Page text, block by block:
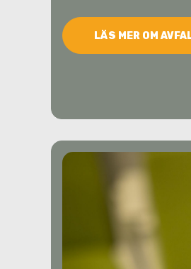
LÄS MER OM